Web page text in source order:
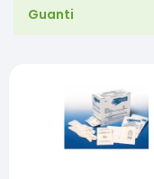
Guanti